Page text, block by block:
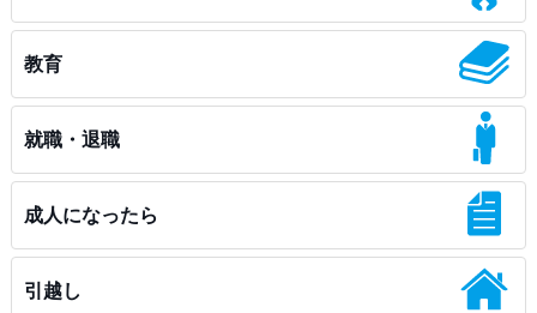
教育
就職・退職
成人になったら
引越し